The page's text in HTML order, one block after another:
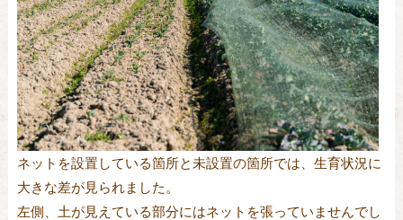
ネットを設置している箇所と未設置の箇所では、生育状況に
大きな差が見られました。
左側、土が見えている部分にはネットを張っていませんでし